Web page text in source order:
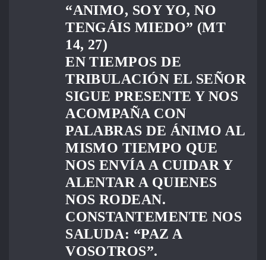
“ANIMO, SOY YO, NO
TENGÁIS MIEDO” (MT
14, 27)
EN TIEMPOS DE
TRIBULACIÓN EL SEÑOR
SIGUE PRESENTE Y NOS
ACOMPAÑA CON
PALABRAS DE ÁNIMO AL
MISMO TIEMPO QUE
NOS ENVÍA A CUIDAR Y
ALENTAR A QUIENES
NOS RODEAN.
CONSTANTEMENTE NOS
SALUDA: “PAZ A
VOSOTROS”.